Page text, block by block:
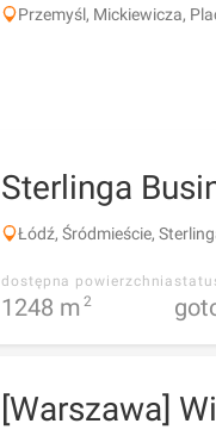
Przemyśl, Mickiewicza,
Sterlinga
Łódź, Śródmieście,
dostępna powierzchnia
1248 m 2
[Warszawa]